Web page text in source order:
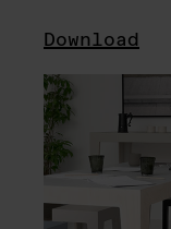
Download